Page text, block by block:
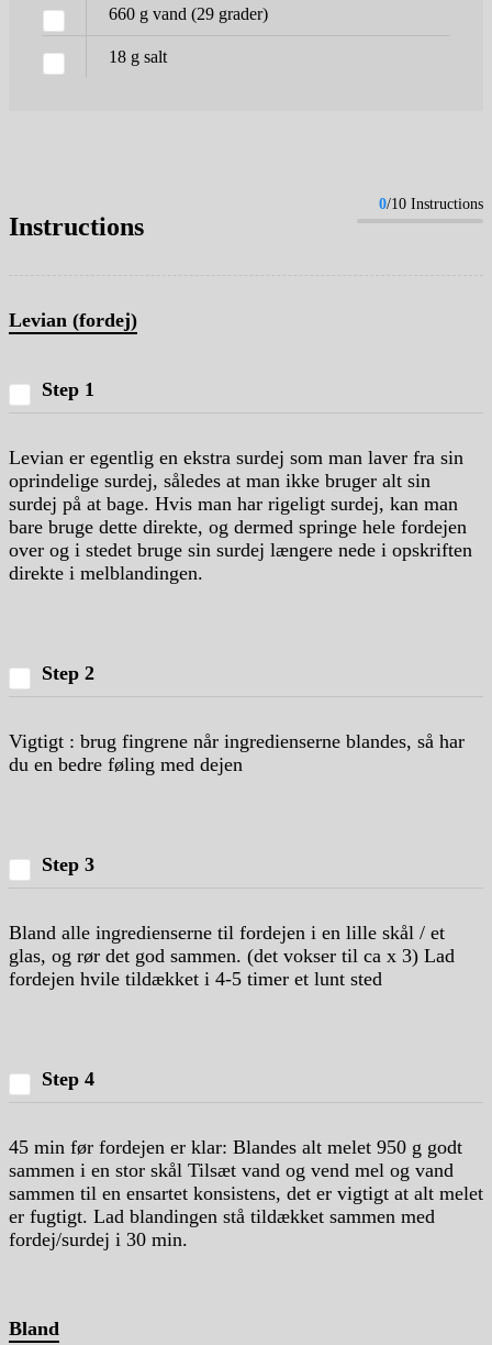
660 g vand (29 grader)
18 g salt
Instructions
0/10 Instructions
Levian (fordej)
Step 1
Levian er egentlig en ekstra surdej som man laver fra sin
oprindelige surdej, således at man ikke bruger alt sin
surdej på at bage. Hvis man har rigeligt surdej, kan man
bare bruge dette direkte, og dermed springe hele fordejen
over og i stedet bruge sin surdej længere nede i opskriften
direkte i melblandingen.
Step 2
Vigtigt : brug fingrene når ingredienserne blandes, så har
du en bedre føling med dejen
Step 3
Bland alle ingredienserne til fordejen i en lille skål / et
glas, og rør det god sammen. (det vokser til ca x 3) Lad
fordejen hvile tildækket i 4-5 timer et lunt sted
Step 4
45 min før fordejen er klar: Blandes alt melet 950 g godt
sammen i en stor skål Tilsæt vand og vend mel og vand
sammen til en ensartet konsistens, det er vigtigt at alt melet
er fugtigt. Lad blandingen stå tildækket sammen med
fordej/surdej i 30 min.
Bland